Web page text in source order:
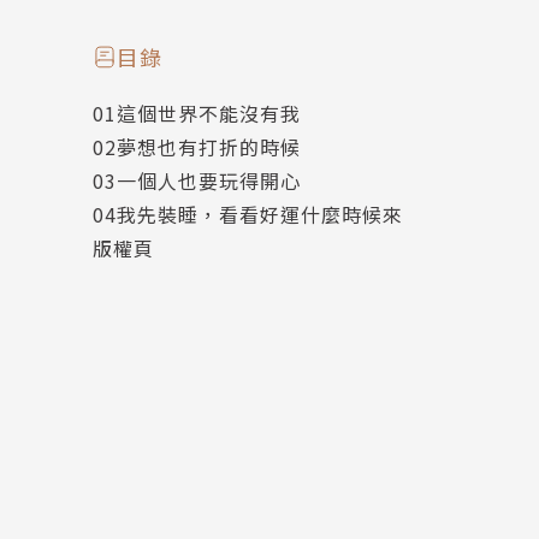
神秘漫畫家，擁有幾十隻可愛小動物和數百萬讀者
目錄
01這個世界不能沒有我
02夢想也有打折的時候
03一個人也要玩得開心
04我先裝睡，看看好運什麼時候來
版權頁